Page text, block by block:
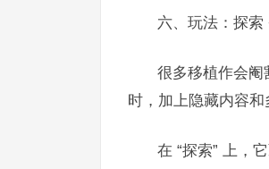
六、玩法：探
很多移植作会
时，加上隐藏内容和
在 “探索” 上，